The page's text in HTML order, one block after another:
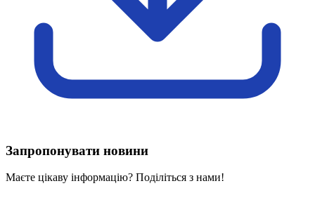
Харківська область
Херсонська область
Хмельницька область
Вивчаємо жестову мову
Дитяча сторінка
Новини про жестову мову
Запропонувати новини
Маєте цікаву інформацію? Поділіться з нами!